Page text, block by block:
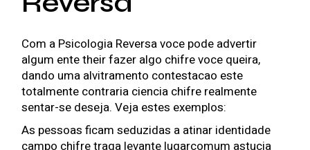
Com a Psicologia Reversa voce pode advertir
algum ente their fazer algo chifre voce queira,
dando uma alvitramento contestacao este
totalmente contraria ciencia chifre realmente
sentar-se deseja. Veja estes exemplos:
As pessoas ficam seduzidas a atinar identidade
campo chifre traga levante lugarcomum astucia